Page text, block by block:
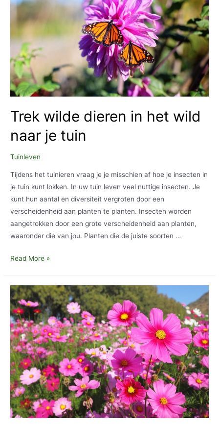
aanmoedigen
Trek wilde dieren in het wild
naar je tuin
Tuinleven
Tijdens het tuinieren vraag je je misschien af ​​hoe je insecten in
je tuin kunt lokken. In uw tuin leven veel nuttige insecten. Je
kunt hun aantal en diversiteit vergroten door een
verscheidenheid aan planten te planten. Insecten worden
aangetrokken door een grote verscheidenheid aan planten,
waaronder die van jou. Planten die de juiste soorten …
Trek
in
het
wild
naar
je
tuin
Read More »